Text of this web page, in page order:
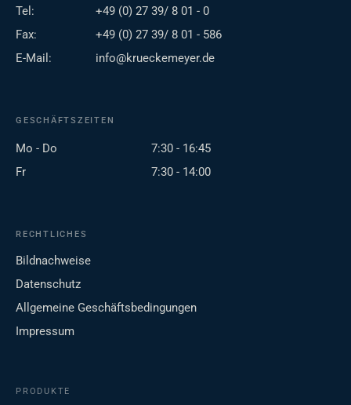
Tel:
+49 (0) 27 39/ 8 01 - 0
Fax:
+49 (0) 27 39/ 8 01 - 586
E-Mail:
info@krueckemeyer.de
GESCHÄFTSZEITEN
Mo - Do
7:30 - 16:45
Fr
7:30 - 14:00
RECHTLICHES
Bildnachweise
Datenschutz
Allgemeine Geschäftsbedingungen
Impressum
PRODUKTE